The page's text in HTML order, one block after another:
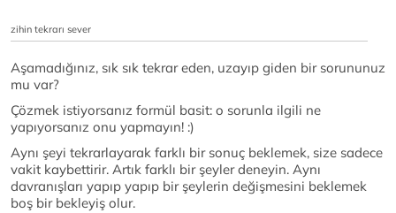
zihin tekrarı sever
Aşamadığınız, sık sık tekrar eden, uzayıp giden bir sorununuz
mu var?
Çözmek istiyorsanız formül basit: o sorunla ilgili ne
yapıyorsanız onu yapmayın! :)
Aynı şeyi tekrarlayarak farklı bir sonuç beklemek, size sadece
vakit kaybettirir. Artık farklı bir şeyler deneyin. Aynı
davranışları yapıp yapıp bir şeylerin değişmesini beklemek
boş bir bekleyiş olur.